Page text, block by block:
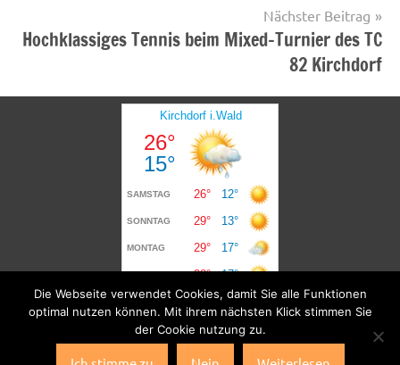
Nächster Beitrag
Hochklassiges Tennis beim Mixed-Turnier des TC
82 Kirchdorf
Die Webseite verwendet Cookies, damit Sie alle Funktionen
optimal nutzen können. Mit ihrem nächsten Klick stimmen Sie
der Cookie nutzung zu.